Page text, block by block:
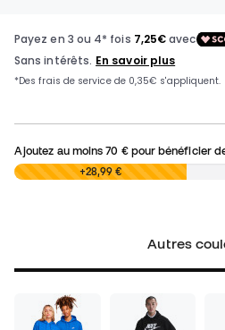
Ajoutez au moins70 €pour bénéficier
0,00 € +28,99 €
Autres